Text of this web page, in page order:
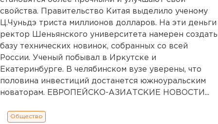
свойства. Правительство Китая выделило ученому
Ц.Чуньдэ триста миллионов долларов. На эти деньги
ректор Шеньянского университета намерен создать
базу технических новинок, собранных со всей
России. Ученый побывал в Иркутске и
Екатеринбурге. В челябинском вузе уверены, что
половина инвестиций достанется южноуральским
новаторам. ЕВРОПЕЙСКО-АЗИАТСКИЕ НОВОСТИ...
Общество